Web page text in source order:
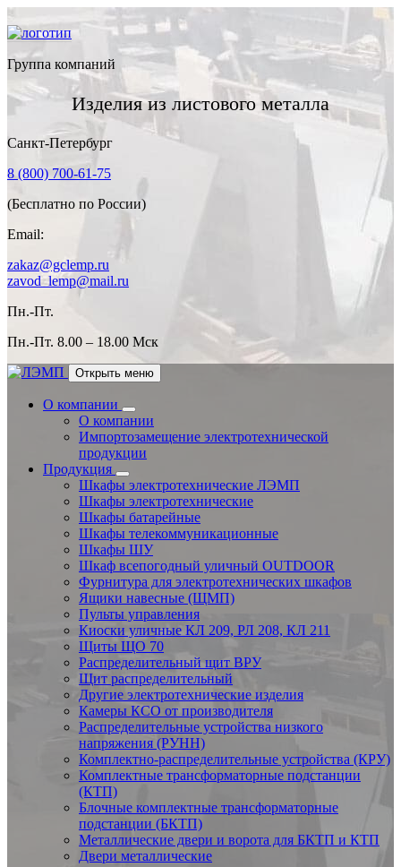
Группа компаний
Изделия из листового металла
Санкт-Петербург
8 (800) 700-61-75
(Бесплатно по России)
Email:
zakaz@gclemp.ru
zavod_lemp@mail.ru
Пн.-Пт.
Пн.-Пт. 8.00 – 18.00 Мск
Открыть меню
О компании
О компании
Импортозамещение электротехнической
продукции
Продукция
Шкафы электротехнические ЛЭМП
Шкафы электротехнические
Шкафы батарейные
Шкафы телекоммуникационные
Шкафы ШУ
Шкаф всепогодный уличный OUTDOOR
Фурнитура для электротехнических шкафов
Ящики навесные (ЩМП)
Пульты управления
Киоски уличные КЛ 209, РЛ 208, КЛ 211
Щиты ЩО 70
Распределительный щит ВРУ
Щит распределительный
Другие электротехнические изделия
Камеры КСО от производителя
Распределительные устройства низкого
напряжения (РУНН)
Комплектно-распределительные устройства (КРУ)
Комплектные трансформаторные подстанции
(КТП)
Блочные комплектные трансформаторные
подстанции (БКТП)
Металлические двери и ворота для БКТП и КТП
Двери металлические